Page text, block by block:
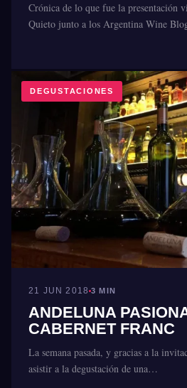
Crónica de lo que fue la presentación
Quieto junto a los Argentina Wine
DEGUSTACIONES
21 JUN 2018 3 MIN
ANDELUNA
CABERNET FRANC
La semana pasada, y gracias a la
asistir a la degustación de una…